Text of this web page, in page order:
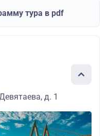
тура в pdf
д. 1